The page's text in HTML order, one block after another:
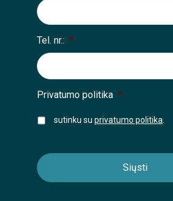
Tel. nr.: *
Privatumo politika *
sutinku su privatumo politika